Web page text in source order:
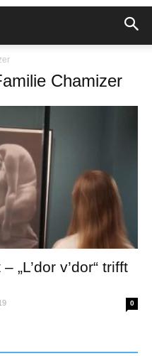
Chamizer
„L’dor v’dor“ trifft
0